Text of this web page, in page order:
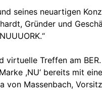
seines neuartigen
Gründer und
virtuelle Treffen am
,NU‘ bereits mit
Massenbach,